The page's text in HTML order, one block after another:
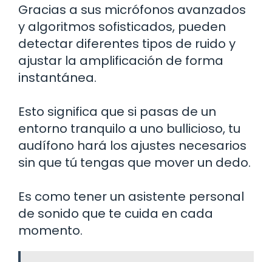
Gracias a sus micrófonos avanzados
y algoritmos sofisticados, pueden
detectar diferentes tipos de ruido y
ajustar la amplificación de forma
instantánea.
Esto significa que si pasas de un
entorno tranquilo a uno bullicioso, tu
audífono hará los ajustes necesarios
sin que tú tengas que mover un dedo.
Es como tener un asistente personal
de sonido que te cuida en cada
momento.